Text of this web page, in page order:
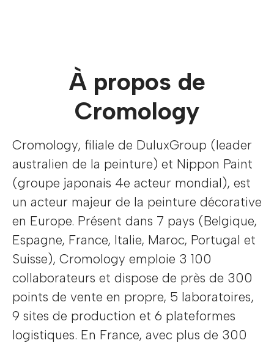
À propos de
Cromology
Cromology, filiale de DuluxGroup (leader
australien de la peinture) et Nippon Paint
(groupe japonais 4e acteur mondial), est
un acteur majeur de la peinture décorative
en Europe. Présent dans 7 pays (Belgique,
Espagne, France, Italie, Maroc, Portugal et
Suisse), Cromology emploie 3 100
collaborateurs et dispose de près de 300
points de vente en propre, 5 laboratoires,
9 sites de production et 6 plateformes
logistiques. En France, avec plus de 300